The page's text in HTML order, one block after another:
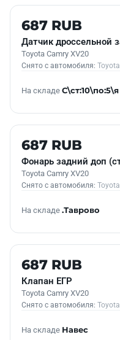
Б/У В НАЛИЧИИ
687 RUB
Датчик дроссельной
Toyota Camry XV20
Снято с автомобиля:
На складе С\ст:10\по:5\я
Б/У В НАЛИЧИИ
687 RUB
Фонарь задний доп
Toyota Camry XV20
Снято с автомобиля:
На складе .Таврово
Б/У В НАЛИЧИИ
687 RUB
Клапан ЕГР
Toyota Camry XV20
Снято с автомобиля:
На складе Навес